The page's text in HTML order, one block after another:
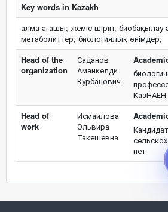
Key words in Kazakh
алма ағашы; жеміс шірігі; биобақылау
метаболиттер; биологиялық өнімдер;
Head of the
organization
Саданов
Аманкелди
Курбанович
КазНАЕН
Head of
work
Исмаилова
Эльвира
Такешевна
Кандидат
нет